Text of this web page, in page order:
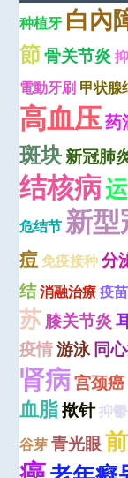
种植牙 白內
節骨关节炎
電動牙刷 甲状腺
高血压药
斑块新冠肺
结核病
危结节 新
痘 免疫接种 分
结消融治療 疫
苏膝关节炎
疫情游泳同
肾病宫颈癌
血脂揿针抑
谷芽 青光眼